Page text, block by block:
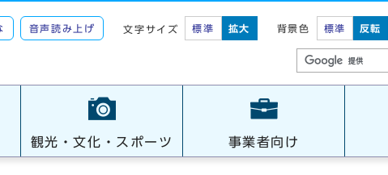
音声読み上げ 文字サイズ 標準 拡大 背景色 標準 反転
観光・文化・スポーツ 事業者向け